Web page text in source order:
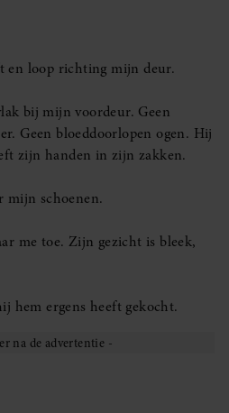
loop richting mijn deur.
bij mijn voordeur. Geen
Geen bloeddoorlopen ogen. Hij
zijn handen in zijn zakken.
mijn schoenen.
me toe. Zijn gezicht is bleek,
hem ergens heeft gekocht.